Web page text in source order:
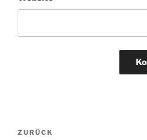
Beitragsnavigation
Vorheriger
ZURÜCK